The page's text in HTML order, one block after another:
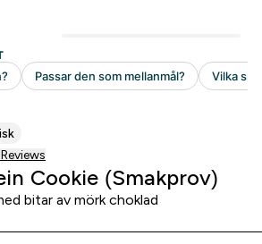
reviews
Cookie (Smakprov)
bitar av mörk choklad